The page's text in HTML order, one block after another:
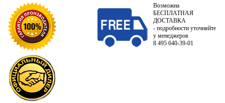
Возможна
БЕСПЛАТНАЯ
ДОСТАВКА
- подробности уточняйте
у менеджеров
8 495 640-39-01